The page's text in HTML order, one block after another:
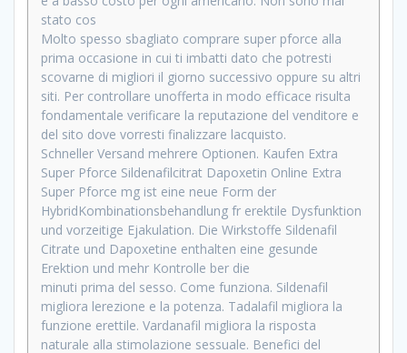
stato cos
Molto spesso sbagliato comprare super pforce alla
prima occasione in cui ti imbatti dato che potresti
scovarne di migliori il giorno successivo oppure su altri
siti. Per controllare unofferta in modo efficace risulta
fondamentale verificare la reputazione del venditore e
del sito dove vorresti finalizzare lacquisto.
Schneller Versand mehrere Optionen. Kaufen Extra
Super Pforce Sildenafilcitrat Dapoxetin Online Extra
Super Pforce mg ist eine neue Form der
HybridKombinationsbehandlung fr erektile Dysfunktion
und vorzeitige Ejakulation. Die Wirkstoffe Sildenafil
Citrate und Dapoxetine enthalten eine gesunde
Erektion und mehr Kontrolle ber die
minuti prima del sesso. Come funziona. Sildenafil
migliora lerezione e la potenza. Tadalafil migliora la
funzione erettile. Vardanafil migliora la risposta
naturale alla stimolazione sessuale. Benefici del